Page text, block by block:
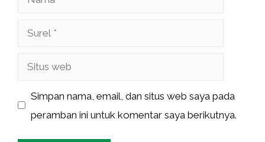
Surel
Situs
Simpan nama, email, dan situs web saya pada
peramban ini untuk komentar saya berikutnya.